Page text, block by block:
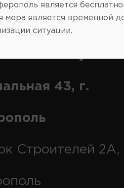
найти
магазин: ул.
43, г.
Строителей 2А,
является
мера является временной
ситуации.